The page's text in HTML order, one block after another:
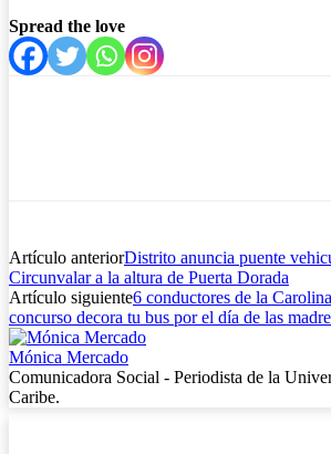
Spread the love
Artículo anteriorDistrito anuncia puente
Circunvalar a la altura de Puerta Dorada
Artículo siguiente6 conductores de la
concurso decora tu bus por el día de las
Mónica Mercado
Comunicadora Social - Periodista de la
Caribe.